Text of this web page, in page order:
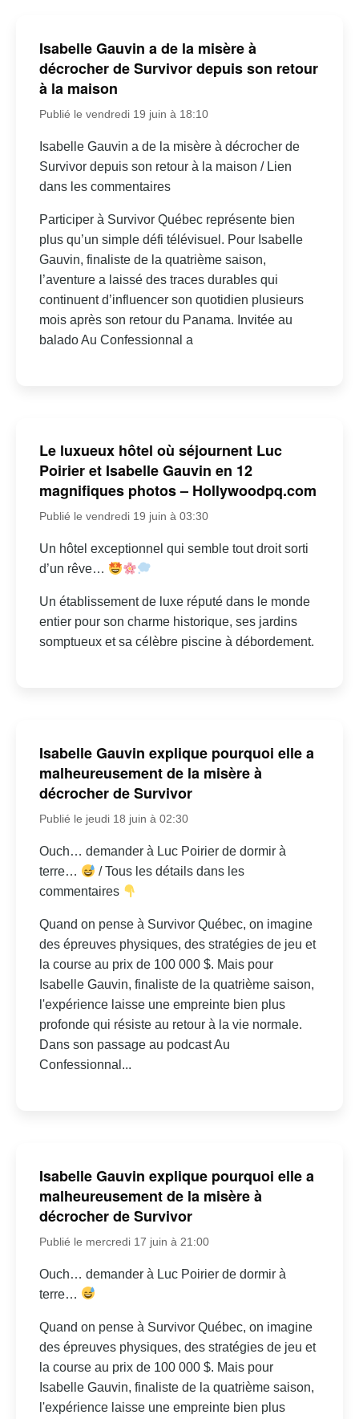
Isabelle Gauvin a de la misère à
décrocher de Survivor depuis son retour
à la maison
Publié le vendredi 19 juin à 18:10
Isabelle Gauvin a de la misère à décrocher de
Survivor depuis son retour à la maison / Lien
dans les commentaires
Participer à Survivor Québec représente bien
plus qu’un simple défi télévisuel. Pour Isabelle
Gauvin, finaliste de la quatrième saison,
l’aventure a laissé des traces durables qui
continuent d’influencer son quotidien plusieurs
mois après son retour du Panama. Invitée au
balado Au Confessionnal a
Le luxueux hôtel où séjournent Luc
Poirier et Isabelle Gauvin en 12
magnifiques photos – Hollywoodpq.com
Publié le vendredi 19 juin à 03:30
Un hôtel exceptionnel qui semble tout droit sorti
d’un rêve…
Un établissement de luxe réputé dans le monde
entier pour son charme historique, ses jardins
somptueux et sa célèbre piscine à débordement.
Isabelle Gauvin explique pourquoi elle a
malheureusement de la misère à
décrocher de Survivor
Publié le jeudi 18 juin à 02:30
Ouch… demander à Luc Poirier de dormir à
terre…
/ Tous les détails dans les
commentaires
Quand on pense à Survivor Québec, on imagine
des épreuves physiques, des stratégies de jeu et
la course au prix de 100 000 $. Mais pour
Isabelle Gauvin, finaliste de la quatrième saison,
l'expérience laisse une empreinte bien plus
profonde qui résiste au retour à la vie normale.
Dans son passage au podcast Au
Confessionnal...
Isabelle Gauvin explique pourquoi elle a
malheureusement de la misère à
décrocher de Survivor
Publié le mercredi 17 juin à 21:00
Ouch… demander à Luc Poirier de dormir à
terre…
Quand on pense à Survivor Québec, on imagine
des épreuves physiques, des stratégies de jeu et
la course au prix de 100 000 $. Mais pour
Isabelle Gauvin, finaliste de la quatrième saison,
l'expérience laisse une empreinte bien plus